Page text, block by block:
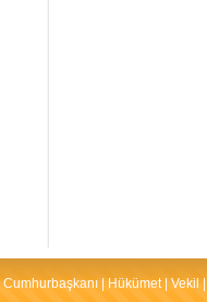
Cumhurbaşkanı Hükümet| Vekil